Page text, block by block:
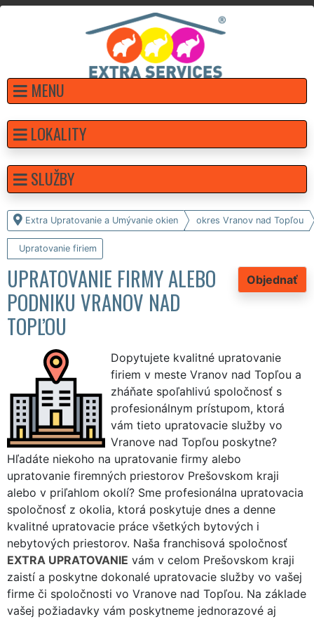
MENU
Extra Upratovanie a Umývanie okien okres Vranov nad Topľou
Upratovanie firiem
Objednať
UPRATOVANIE FIRMY ALEBO
PODNIKU VRANOV NAD
TOPĽOU
Dopytujete kvalitné upratovanie
firiem v meste Vranov nad Topľou a
zháňate spoľahlivú spoločnosť s
profesionálnym prístupom, ktorá
vám tieto upratovacie služby vo
Vranove nad Topľou poskytne?
Hľadáte niekoho na upratovanie firmy alebo
upratovanie firemných priestorov Prešovskom kraji
alebo v priľahlom okolí? Sme profesionálna upratovacia
spoločnosť z okolia, ktorá poskytuje dnes a denne
kvalitné upratovacie práce všetkých bytových i
nebytových priestorov. Naša franchisová spoločnosť
EXTRA UPRATOVANIE vám v celom Prešovskom kraji
zaistí a poskytne dokonalé upratovacie služby vo vašej
firme či spoločnosti vo Vranove nad Topľou. Na základe
vašej požiadavky vám poskytneme jednorazové aj
LOKALITY
SLUŽBY